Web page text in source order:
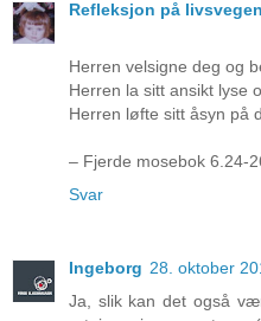
Refleksjon på livsvegen
Herren velsigne deg og
Herren la sitt ansikt lyse
Herren løfte sitt åsyn på
– Fjerde mosebok 6.24-
Svar
Ingeborg 28. oktober
Ja, slik kan det også